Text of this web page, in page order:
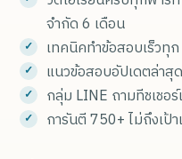
จำกัด 6 เดือน
เทคนิคทำข้อสอบเร็วทุ
แนวข้อสอบอัปเดตล่าสุ
กลุ่ม LINE ถามทีชเชอ
การันตี 750+ ไม่ถึงเป้